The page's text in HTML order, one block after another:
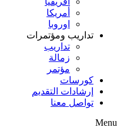
أمريكا
اوروبا
تداريب ومؤتمرات
تداريب
زمالة
مؤتمر
كورسات
إرشادات التقديم
تواصل معنا
Menu